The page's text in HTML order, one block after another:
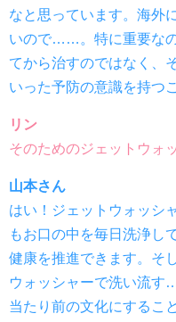
なと思っています。海外
いので……。特に重要なの
てから治すのではなく、
いった予防の意識を持つ
リン
そのためのジェットウォ
山本さん
はい！ジェットウォッシ
もお口の中を毎日洗浄し
健康を推進できます。そ
ウォッシャーで洗い流
当たり前の文化にするこ